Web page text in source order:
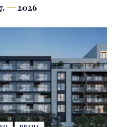
2026